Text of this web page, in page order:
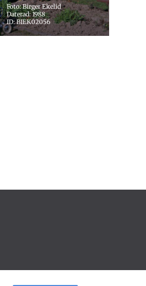
Foto: Birger Ekelid
Daterad: 1988
ID: BIEK02056